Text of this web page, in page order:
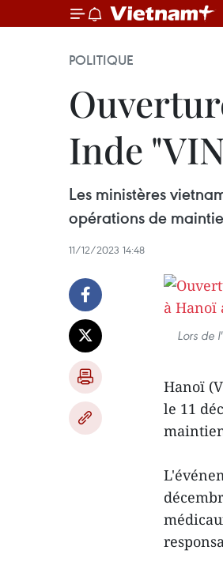
POLITIQUE
Inde
Les ministères
opérations de
11/12/2023 14:48
Lors de
Hanoï
le 11